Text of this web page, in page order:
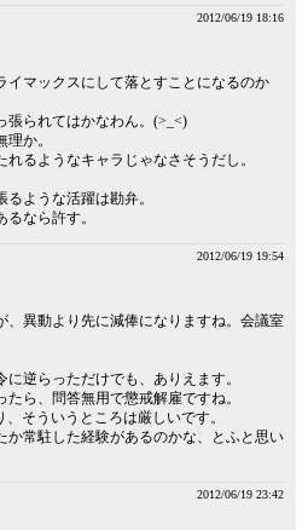
2012/06/19 18:16
イマックスにして落とすことになるのか
張られてはかなわん。(>_<)
か。
るようなキャラじゃなさそうだし。
ような活躍は勘弁。
なら許す。
2012/06/19 19:54
、異動より先に減俸になりますね。会議室
逆らっただけでも、ありえます。
ら、問答無用で懲戒解雇ですね。
そういうところは厳しいです。
か常駐した経験があるのかな、とふと思い
2012/06/19 23:42